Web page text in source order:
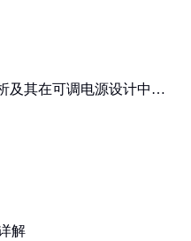
及其在可调电源设计中的
解